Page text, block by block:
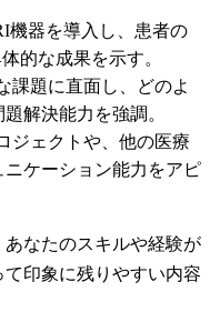
機器を導入し、患者の
的な成果を示す。
課題に直面し、どのよ
解決能力を強調。
ジェクトや、他の医療
ケーション能力をアピ
なたのスキルや経験が
印象に残りやすい内容